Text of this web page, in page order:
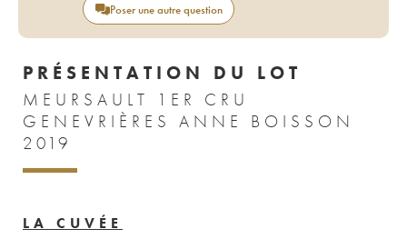
Poser une autre question
PRÉSENTATION DU LOT
MEURSAULT 1ER CRU
GENEVRIÈRES ANNE BOISSON
2019
LA CUVÉE